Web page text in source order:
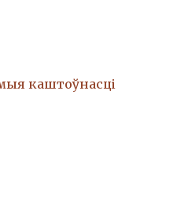
каштоўнасці